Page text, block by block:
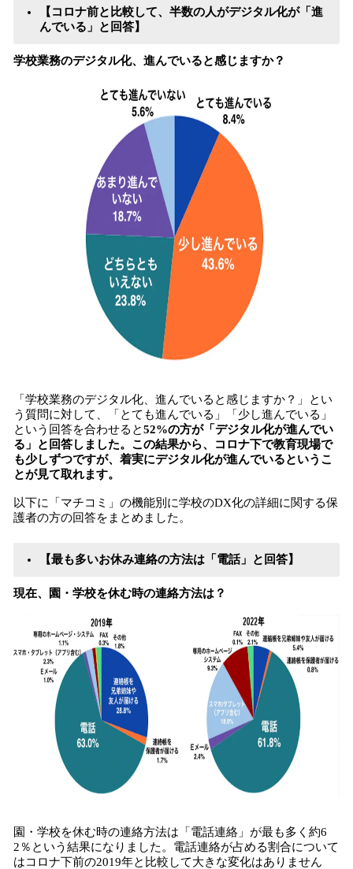
【コロナ前と比較して、半数の人がデジタル化が「進
んでいる」と回答】
学校業務のデジタル化、進んでいると感じますか？
「学校業務のデジタル化、進んでいると感じますか？」とい
う質問に対して、「とても進んでいる」「少し進んでいる」
という回答を合わせると52%の方が「デジタル化が進んでい
る」と回答しました。この結果から、コロナ下で教育現場で
も少しずつですが、着実にデジタル化が進んでいるというこ
とが見て取れます。
以下に「マチコミ」の機能別に学校のDX化の詳細に関する保
護者の方の回答をまとめました。
【最も多いお休み連絡の方法は「電話」と回答】
現在、園・学校を休む時の連絡方法は？
園・学校を休む時の連絡方法は「電話連絡」が最も多く約6
2％という結果になりました。電話連絡が占める割合について
はコロナ下前の2019年と比較して大きな変化はありません